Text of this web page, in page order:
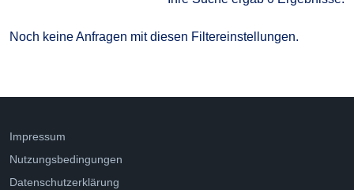
Noch keine Anfragen mit diesen Filtereinstellungen.
Impressum
Nutzungsbedingungen
Datenschutzerklärung